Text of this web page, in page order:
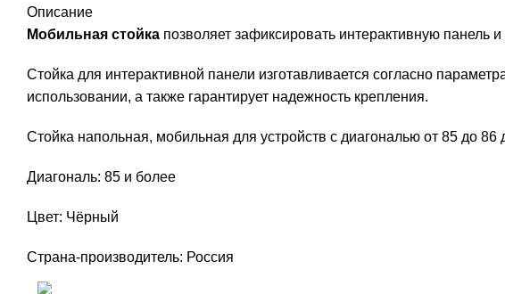
Описание
Мобильная стойка позволяет зафиксировать интерактивную
Стойка для интерактивной панели изготавливается согласно
использовании, а также гарантирует надежность крепления.
Стойка напольная, мобильная для устройств с диагональю от 85 до
Диагональ: 85 и более
Цвет: Чёрный
Страна-производитель: Россия